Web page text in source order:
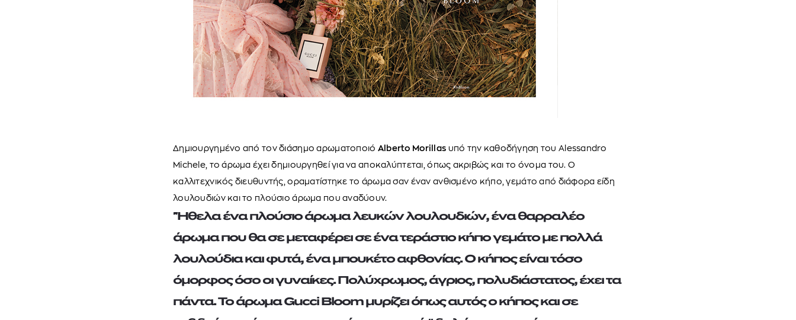
Δημιουργημένο από τον διάσημο αρωματοποιό Alberto Morillas υπό την καθοδήγηση του Alessandro
Michele, το άρωμα έχει δημιουργηθεί για να αποκαλύπτεται, όπως ακριβώς και το όνομα του. Ο
καλλιτεχνικός διευθυντής, οραματίστηκε το άρωμα σαν έναν ανθισμένο κήπο, γεμάτο από διάφορα είδη
λουλουδιών και το πλούσιο άρωμα που αναδύουν.
"Ήθελα ένα πλούσιο άρωμα λευκών λουλουδιών, ένα θαρραλέο
άρωμα που θα σε μεταφέρει σε ένα τεράστιο κήπο γεμάτο με πολλά
λουλούδια και φυτά, ένα μπουκέτο αφθονίας. Ο κήπος είναι τόσο
όμορφος όσο οι γυναίκες. Πολύχρωμος, άγριος, πολυδιάστατος, έχει τα
πάντα. Το άρωμα Gucci Bloom μυρίζει όπως αυτός ο κήπος και σε